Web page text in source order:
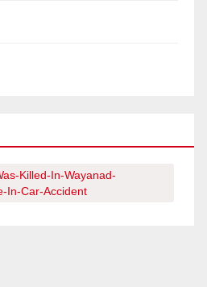
Killed-In-Wayanad-
In-Car-Accident